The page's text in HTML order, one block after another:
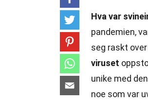
Hva var
pandemien,
seg raskt
viruset
unike med
noe som var